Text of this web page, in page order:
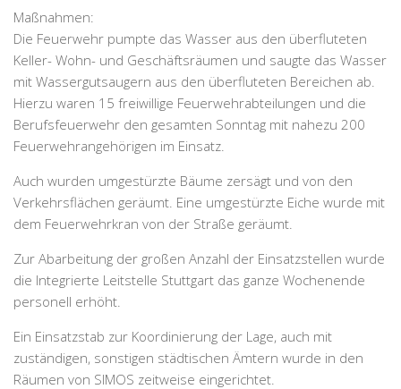
Maßnahmen:
Die Feuerwehr pumpte das Wasser aus den überfluteten
Keller- Wohn- und Geschäftsräumen und saugte das Wasser
mit Wassergutsaugern aus den überfluteten Bereichen ab.
Hierzu waren 15 freiwillige Feuerwehrabteilungen und die
Berufsfeuerwehr den gesamten Sonntag mit nahezu 200
Feuerwehrangehörigen im Einsatz.
Auch wurden umgestürzte Bäume zersägt und von den
Verkehrsflächen geräumt. Eine umgestürzte Eiche wurde mit
dem Feuerwehrkran von der Straße geräumt.
Zur Abarbeitung der großen Anzahl der Einsatzstellen wurde
die Integrierte Leitstelle Stuttgart das ganze Wochenende
personell erhöht.
Ein Einsatzstab zur Koordinierung der Lage, auch mit
zuständigen, sonstigen städtischen Ämtern wurde in den
Räumen von SIMOS zeitweise eingerichtet.